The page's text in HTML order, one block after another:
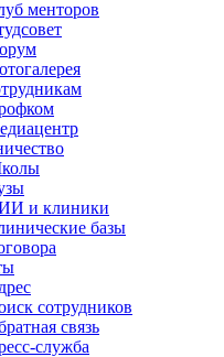
менторов
и клиники
базы
сотрудников
связь
служба